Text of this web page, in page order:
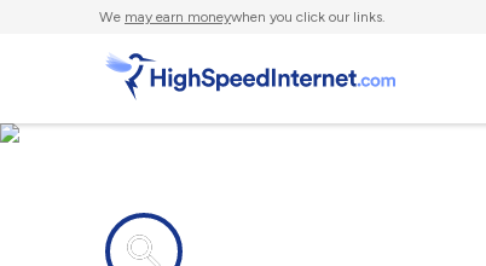
We may earn moneywhen you click our links.